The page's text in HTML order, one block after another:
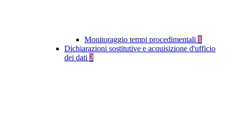
Monitoraggio tempi procedimentali 1
Dichiarazioni sostitutive e acquisizione d'ufficio
dei dati 2